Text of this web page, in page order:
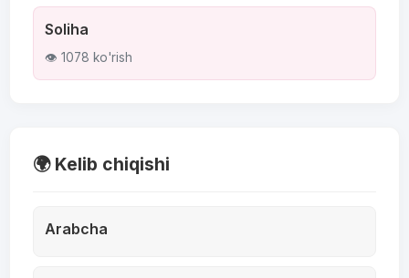
Soliha
👁 1078 ko'rish
🌍 Kelib chiqishi
Arabcha